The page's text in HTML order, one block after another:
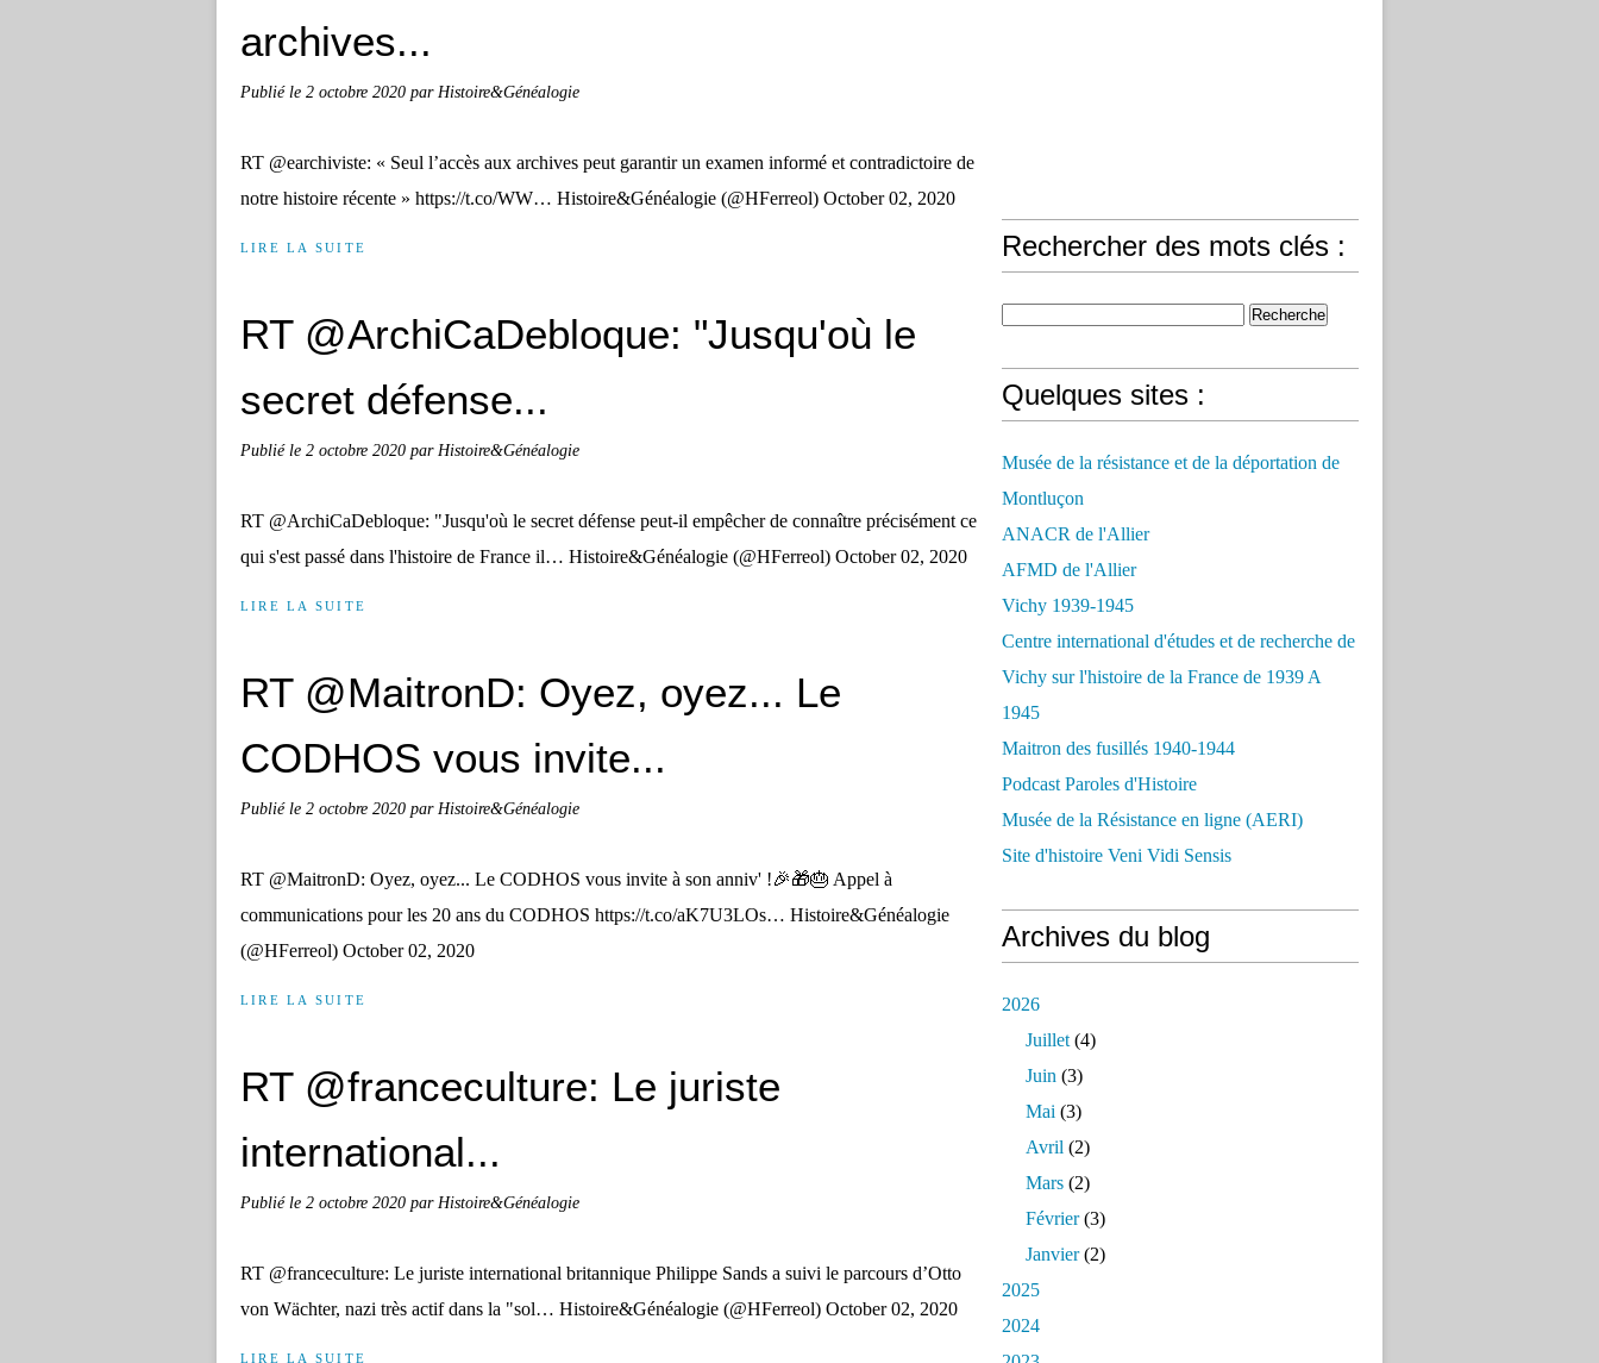
archives...
Publié le 2 octobre 2020 par Histoire&Généalogie
RT @earchiviste: « Seul l’accès aux archives peut garantir un examen informé et contradictoire de
notre histoire récente » https://t.co/WW… Histoire&Généalogie (@HFerreol) October 02, 2020
LIRE LA SUITE
RT @ArchiCaDebloque: "Jusqu'où le
secret défense...
Publié le 2 octobre 2020 par Histoire&Généalogie
RT @ArchiCaDebloque: "Jusqu'où le secret défense peut-il empêcher de connaître précisément ce
qui s'est passé dans l'histoire de France il… Histoire&Généalogie (@HFerreol) October 02, 2020
LIRE LA SUITE
RT @MaitronD: Oyez, oyez... Le
CODHOS vous invite...
Publié le 2 octobre 2020 par Histoire&Généalogie
RT @MaitronD: Oyez, oyez... Le CODHOS vous invite à son anniv' !🎉🎁🎂 Appel à
communications pour les 20 ans du CODHOS https://t.co/aK7U3LOs… Histoire&Généalogie
(@HFerreol) October 02, 2020
LIRE LA SUITE
RT @franceculture: Le juriste
international...
Publié le 2 octobre 2020 par Histoire&Généalogie
RT @franceculture: Le juriste international britannique Philippe Sands a suivi le parcours d’Otto
von Wächter, nazi très actif dans la "sol… Histoire&Généalogie (@HFerreol) October 02, 2020
LIRE LA SUITE
Rechercher des mots clés :
Quelques sites :
Musée de la résistance et de la déportation de
Montluçon
ANACR de l'Allier
AFMD de l'Allier
Vichy 1939-1945
Centre international d'études et de recherche de
Vichy sur l'histoire de la France de 1939 A
1945
Maitron des fusillés 1940-1944
Podcast Paroles d'Histoire
Musée de la Résistance en ligne (AERI)
Site d'histoire Veni Vidi Sensis
Archives du blog
2026
Juillet (4)
Juin (3)
Mai (3)
Avril (2)
Mars (2)
Février(3)
Janvier(2)
2025
2024